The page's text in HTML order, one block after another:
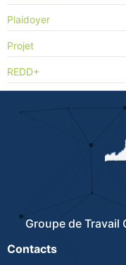
Plaidoyer
Projet
REDD+
Groupe de Travail
Contacts